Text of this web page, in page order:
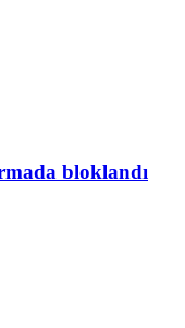
bloklandı